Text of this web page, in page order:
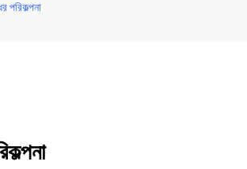
পরিকল্পনা